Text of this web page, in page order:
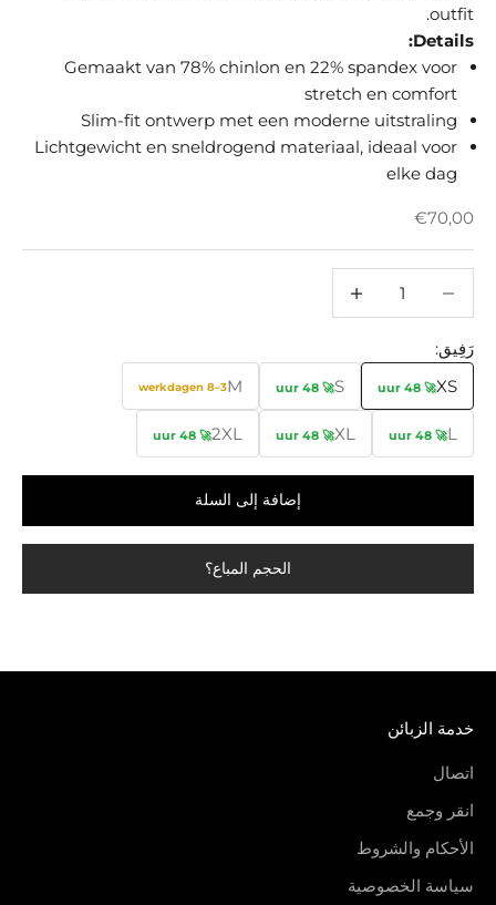
outfit.
Details:
Gemaakt van 78% chinlon en 22% spandex voor
stretch en comfort
Slim-fit ontwerp met een moderne uitstraling
Lichtgewicht en sneldrogend materiaal, ideaal voor
elke dag
السعر بعد الخصم
€70,00
رَفِيق:
XS
🚀 48 uur
S
🚀 48 uur
M
3–8 werkdagen
L
🚀 48 uur
XL
🚀 48 uur
2XL
🚀 48 uur
إضافة إلى السلة
الحجم المباع؟
خدمة الزبائن
اتصال
انقر وجمع
الأحكام والشروط
سياسة الخصوصية